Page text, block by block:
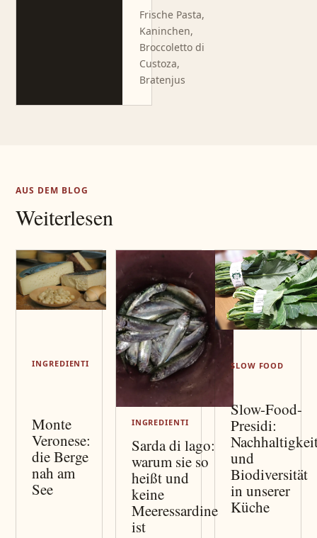
Frische Pasta,
Kaninchen,
Broccoletto di
Custoza,
Bratenjus
AUS DEM BLOG
Weiterlesen
INGREDIENTI
Monte
Veronese:
die Berge
nah am
See
INGREDIENTI
Sarda di lago:
warum sie so
heißt und
keine
Meeressardine
ist
SLOW FOOD
Slow-Food-
Presidi:
und
Biodiversität
in unserer
Küche